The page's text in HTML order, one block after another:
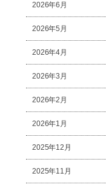
2026年6月
2026年5月
2026年4月
2026年3月
2026年2月
2026年1月
2025年12月
2025年11月